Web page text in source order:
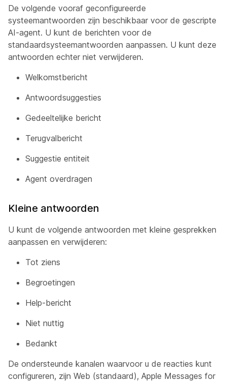
De volgende vooraf geconfigureerde
systeemantwoorden zijn beschikbaar voor de gescripte
AI-agent. U kunt de berichten voor de
standaardsysteemantwoorden aanpassen. U kunt deze
antwoorden echter niet verwijderen.
Welkomstbericht
Antwoordsuggesties
Gedeeltelijke bericht
Terugvalbericht
Suggestie entiteit
Agent overdragen
Kleine antwoorden
U kunt de volgende antwoorden met kleine gesprekken
aanpassen en verwijderen:
Tot ziens
Begroetingen
Help-bericht
Niet nuttig
Bedankt
De ondersteunde kanalen waarvoor u de reacties kunt
configureren, zijn Web (standaard), Apple Messages for